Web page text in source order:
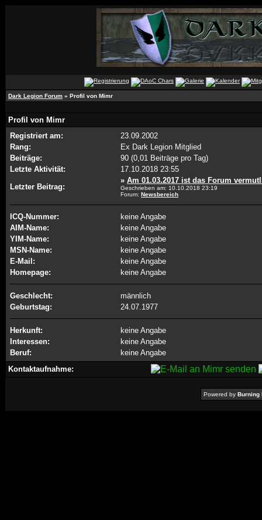
Dark Legion Forum » Profil von Mimr
Profil von Mimr
Registriert am:
23.09.2002
Rang:
Ex Dark Legion Mitglied
Beiträge:
90 (0,01 Beiträge pro Tag)
Letzte Aktivität:
17.10.2018 23:55
Letzter Beitrag:
» Am 01.03.2017 ist das Forum
Geschrieben am: 10.10.2018 23:19
Forum: Newsbereich
ICQ-Nummer:
keine Angabe
AIM-Name:
keine Angabe
YIM-Name:
keine Angabe
MSN-Name:
keine Angabe
E-Mail:
keine Angabe
Homepage:
keine Angabe
Geschlecht:
männlich
Geburtstag:
24.07.1977
Herkunft:
keine Angabe
Interessen:
keine Angabe
Beruf:
keine Angabe
Kontaktaufnahme:
Powered by Burning